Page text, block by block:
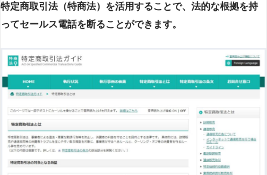
特定商取引法（特商法）を活用することで、法的な根拠を持
ってセールス電話を断ることができます。